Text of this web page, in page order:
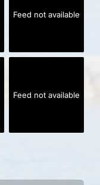
Feed not available
Feed not available